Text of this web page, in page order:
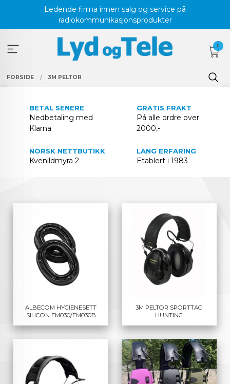
Ledende firma innen salg og service på
radiokommunikasjonsprodukter
0
FORSIDE 3M PELTOR
BETAL SENERE
Nedbetaling med
Klarna
GRATIS FRAKT
På alle ordre over
2000,-
NORSK NETTBUTIKK
Kvenildmyra 2
LANG ERFARING
Etablert i 1983
ALBECOM HYGIENESETT
SILICON EM030/EM030B
3M PELTOR SPORTTAC
HUNTING